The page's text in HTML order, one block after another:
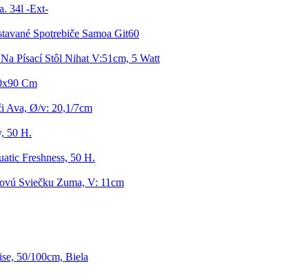
34l -Ext-
Spotrebiče Samoa Git60
Písací Stôl Nihat V:51cm, 5 Watt
Cm
Ava, Ø/v: 20,1/7cm
50 H.
Freshness, 50 H.
Sviečku Zuma, V: 11cm
50/100cm, Biela